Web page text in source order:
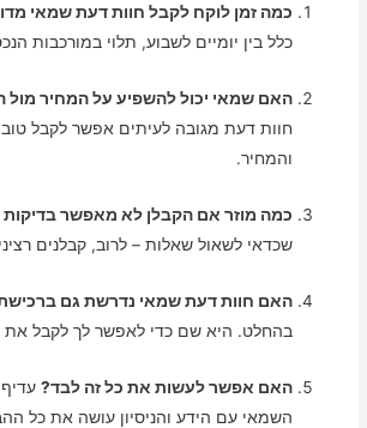
כמה זמן לוקח לקבל חוות דעת שמאי
כלל בין יומיים לשבוע, תלוי במורכבות
האם שמאי יכול להשפיע על המחיר מול
חוות דעת מגובה לעיתים אפשר לקבל
והמחיר.
כמה מוזר אם הקבלן לא מאפשר
שכדאי לשאול שאלות – לרוב, קבלנים
האם חוות דעת שמאי נדרשת גם ברכישת
בהחלט. היא שם כדי לאפשר לך לקבל את
האם אפשר לעשות את כל זה לבד?
השמאי עם הידע והניסיון עושה את כל